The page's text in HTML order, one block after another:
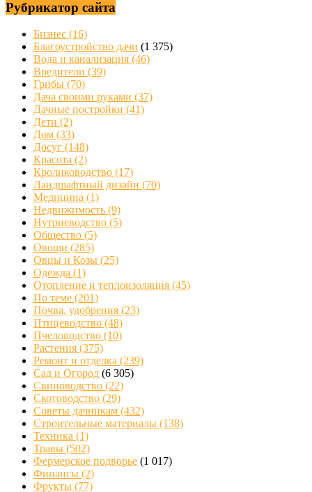
Рубрикатор сайта
Бизнес (16)
Благоустройство дачи (1 375)
Вода и канализация (46)
Вредители (39)
Грибы (70)
Дача своими руками (37)
Дачные постройки (41)
Дети (2)
Дом (33)
Досуг (148)
Красота (2)
Кролиководство (17)
Ландшафтный дизайн (70)
Медицина (1)
Недвижимость (9)
Нутриеводство (5)
Общество (5)
Овощи (285)
Овцы и Козы (25)
Одежда (1)
Отопление и теплоизоляция (45)
По теме (201)
Почва, удобрения (23)
Птицеводство (48)
Пчеловодство (10)
Растения (375)
Ремонт и отделка (239)
Сад и Огород (6 305)
Свиноводство (22)
Скотоводство (29)
Советы дачникам (432)
Строительные материалы (138)
Техника (1)
Травы (502)
Фермерское подворье (1 017)
Финансы (2)
Фрукты (77)